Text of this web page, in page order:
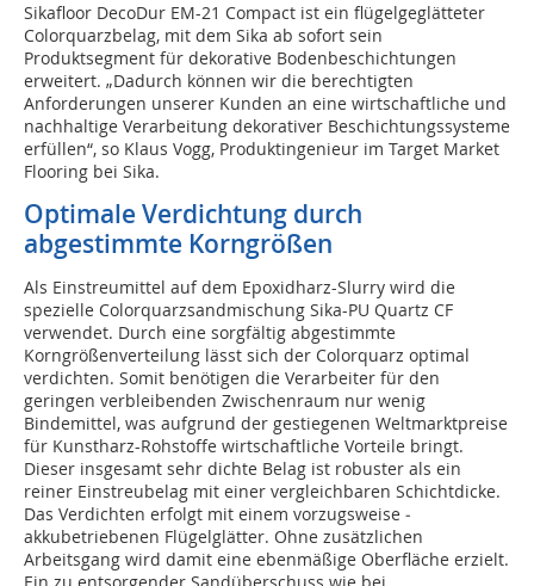
Sikafloor DecoDur EM-21 Compact ist ein flügelgeglätteter
Colorquarzbelag, mit dem Sika ab sofort sein
Produktsegment für dekorative Bodenbeschichtungen
erweitert. „Dadurch können wir die berechtigten
Anforderungen unserer Kunden an eine wirtschaftliche und
nachhaltige Verarbeitung dekorativer Beschichtungssysteme
erfüllen“, so Klaus Vogg, Produktingenieur im Target Market
Flooring bei Sika.
Optimale Verdichtung durch
abgestimmte Korngrößen
Als Einstreumittel auf dem Epoxidharz-Slurry wird die
spezielle Colorquarzsandmischung Sika-PU Quartz CF
verwendet. Durch eine sorgfältig abgestimmte
Korngrößenverteilung lässt sich der Color­quarz optimal
verdichten. Somit benötigen die Verarbeiter für den
geringen verbleibenden Zwischenraum nur wenig
Bindemittel, was aufgrund der gestiegenen Weltmarktpreise
für Kunstharz-Rohstoffe wirtschaftliche Vorteile bringt.
Dieser insgesamt sehr dichte Belag ist robuster als ein
reiner Einstreubelag mit einer vergleichbaren Schichtdicke.
Das Verdichten erfolgt mit einem vorzugsweise ­
akkubetriebenen Flügelglätter. Ohne zusätzlichen
Arbeitsgang wird damit eine ebenmäßige Ober­fläche erzielt.